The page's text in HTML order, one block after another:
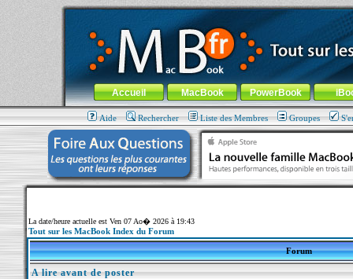
MacBook-fr.com : 100% Apple... 100% nomade !
Aller au contenu-Aller au menu général-Aller au menu de
Menu général
Accueil MacBook PowerBook
Aide Rechercher Liste des Membres Groupes
La date/heure actuelle est Ven 07 Ao� 2026 à 19:43
Tout sur les MacBook Index du Forum
Forum
A lire avant de poster